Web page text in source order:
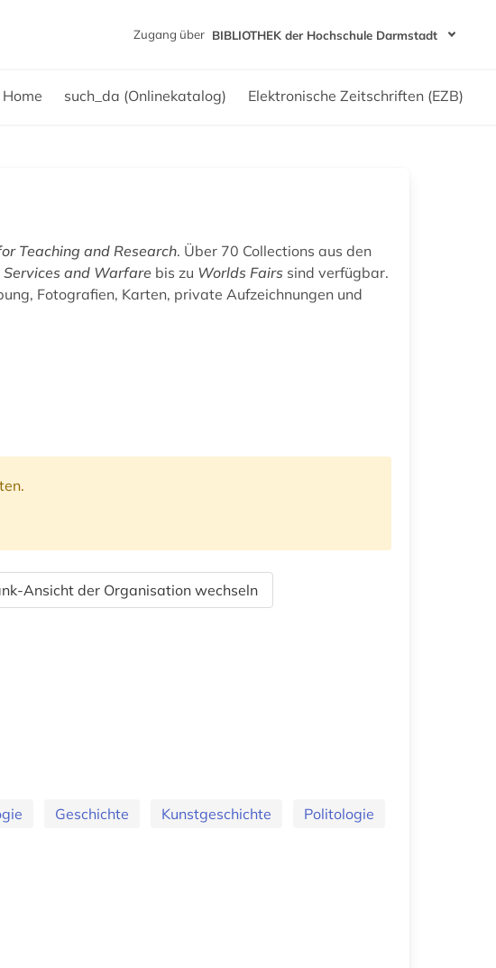
Zugang über BIBLIOTHEK der Hochschule Darmstadt
Home such_da (Onlinekatalog) Elektronische Zeitschriften (EZB)
Teaching and Research. Über 70 Collections aus den
and Warfare bis zu Worlds Fairs sind verfügbar.
Fotografien, Karten, private Aufzeichnungen und
Ansicht der Organisation wechseln
Geschichte Kunstgeschichte
Politologie